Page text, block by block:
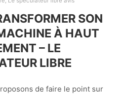
SON
À HAUT
– LE
LIBRE
de faire le point sur